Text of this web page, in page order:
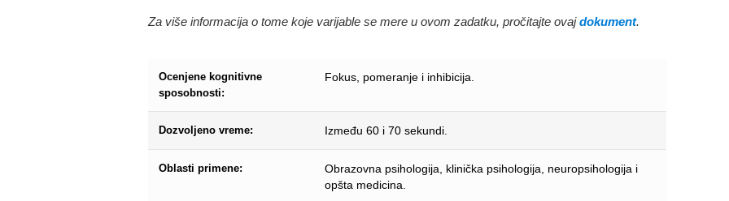
Za više informacija o tome koje varijable se mere u ovom zadatku, pročitajte ovajdokument.
Ocenjene kognitivne
sposobnosti:
Fokus, pomeranje i inhibicija.
Dozvoljeno vreme: Između 60 i 70 sekundi.
Oblasti primene:
Obrazovna psihologija, klinička psihologija, neuropsihologija i
opšta medicina.